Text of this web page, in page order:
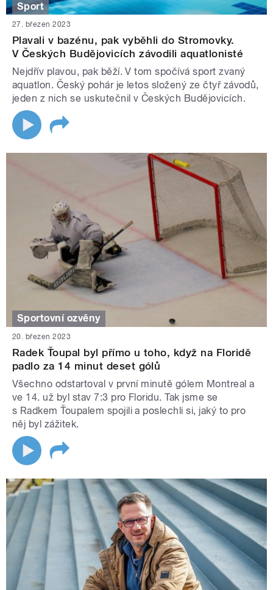
Sport
27. březen 2023
Plavali v bazénu, pak vyběhli do Stromovky.
V Českých Budějovicích závodili aquatlonisté
Nejdřív plavou, pak běží. V tom spočívá sport zvaný
aquatlon. Český pohár je letos složený ze čtyř závodů,
jeden z nich se uskutečnil v Českých Budějovicích.
Sportovní ozvěny
20. březen 2023
Radek Ťoupal byl přímo u toho, když na Floridě
padlo za 14 minut deset gólů
Všechno odstartoval v první minutě gólem Montreal a
ve 14. už byl stav 7:3 pro Floridu. Tak jsme se
s Radkem Ťoupalem spojili a poslechli si, jaký to pro
něj byl zážitek.